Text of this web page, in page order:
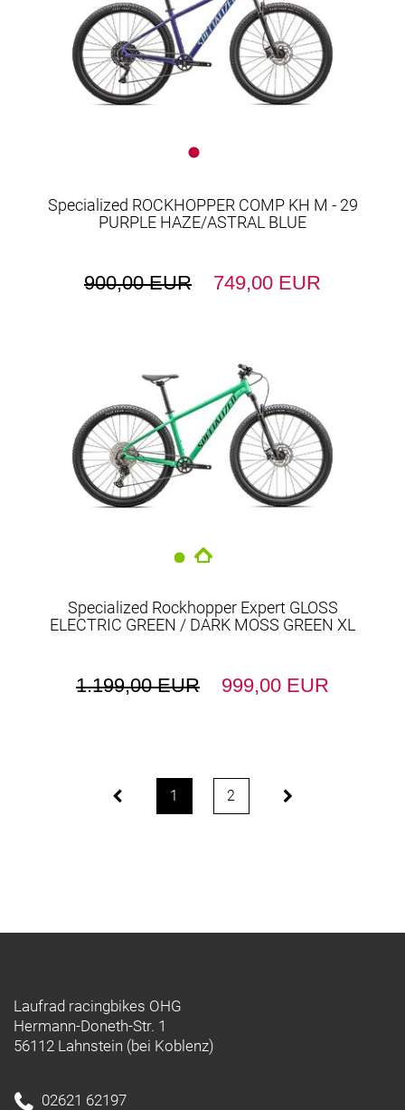
Specialized ROCKHOPPER COMP KH M - 29
PURPLE HAZE/ASTRAL BLUE
900,00 EUR 749,00 EUR
Specialized Rockhopper Expert GLOSS
ELECTRIC GREEN / DARK MOSS GREEN XL
1.199,00 EUR 999,00 EUR
1 2
Laufrad racingbikes OHG
Hermann-Doneth-Str. 1
56112 Lahnstein (bei Koblenz)
02621 62197